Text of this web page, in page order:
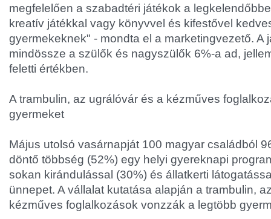
megfelelően a szabadtéri játékok a
kreatív játékkal vagy könyvvel és kifestővel
gyermekeknek" - mondta el a marketingvezető. A
mindössze a szülők és nagyszülők 6%-a ad,
feletti értékben.
A trambulin, az ugrálóvár és a kézműves
gyermeket
Május utolsó vasárnapját 100 magyar családból
döntő többség (52%) egy helyi gyereknapi
sokan kirándulással (30%) és állatkerti
ünnepet. A vállalat kutatása alapján a trambulin,
kézműves foglalkozások vonzzák a legtöbb